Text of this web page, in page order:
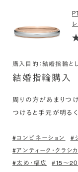
購入目的：結婚指輪と
結婚指輪購入
周りの方があまりつ
つけると手元が明る
#コンビネーション #
#アンティーク・クラシ
#太め・幅広
#15〜